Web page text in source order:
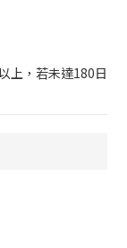
上，若未達180日